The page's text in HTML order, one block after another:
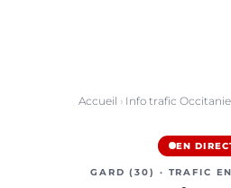
Accueil › Info trafic Occitanie
EN
GARD (30) · TRAFIC